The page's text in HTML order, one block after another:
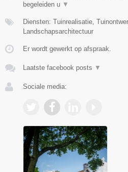
begeleiden u ▼
Diensten: Tuinrealisatie,
Landschapsarchitectuur
Er wordt gewerkt op afspraak.
Laatste facebook posts ▼
Sociale media: